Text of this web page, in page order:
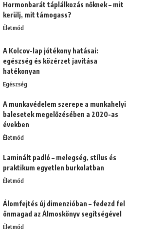
Hormonbarát táplálkozás nőknek – mit
kerülj, mit támogass?
Életmód
A Kolcov-lap jótékony hatásai:
egészség és közérzet javítása
hatékonyan
Egészség
A munkavédelem szerepe a munkahelyi
balesetek megelőzésében a 2020-as
években
Életmód
Laminált padló – melegség, stílus és
praktikum egyetlen burkolatban
Életmód
Álomfejtés új dimenzióban – fedezd fel
önmagad az Álmoskönyv segítségével
Életmód